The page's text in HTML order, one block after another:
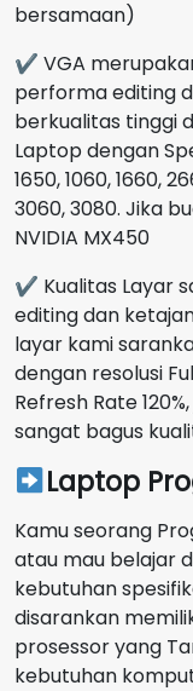
bersamaan)
✔ VGA
performa editing
berkualitas tinggi
Laptop dengan
1650, 1060, 1660,
3060, 3080. Jika
NVIDIA MX450
✔ Kualitas Layar
editing dan
layar kami
dengan resolusi
Refresh Rate
sangat bagus
Laptop
Kamu seorang
atau mau belajar
kebutuhan
disarankan
prosessor yang
kebutuhan